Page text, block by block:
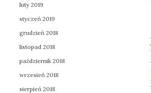
luty 2019
styczeń 2019
grudzień 2018
listopad 2018
październik 2018
wrzesień 2018
sierpień 2018